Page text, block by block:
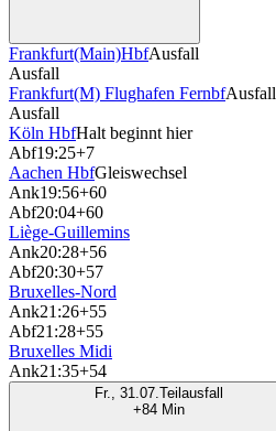
Frankfurt(Main)HbfAusfall
Ausfall
Frankfurt(M) Flughafen FernbfAusfall
Ausfall
Köln HbfHalt beginnt hier
Abf19:25+7
Aachen HbfGleiswechsel
Ank19:56+60
Abf20:04+60
Liège-Guillemins
Ank20:28+56
Abf20:30+57
Bruxelles-Nord
Ank21:26+55
Abf21:28+55
Bruxelles Midi
Ank21:35+54
Fr., 31.07.Teilausfall
+84 Min